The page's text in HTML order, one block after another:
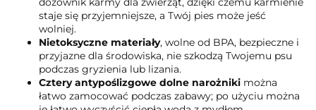
staje się przyjemniejsze, a Twój pies może jeść
wolniej.
Nietoksyczne materiały, wolne od BPA, bezpieczne i
przyjazne dla środowiska, nie szkodzą Twojemu psu
podczas gryzienia lub lizania.
Cztery antypoślizgowe dolne narożniki można
łatwo zamocować podczas zabawy; po użyciu można